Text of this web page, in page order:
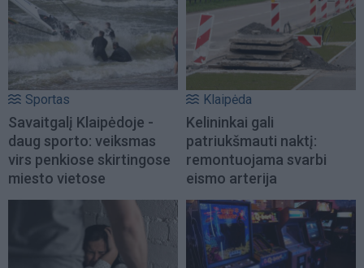
Sportas
Savaitgalį Klaipėdoje -
daug sporto: veiksmas
virs penkiose skirtingose
miesto vietose
Klaipėda
Kelininkai gali
patriukšmauti naktį:
remontuojama svarbi
eismo arterija